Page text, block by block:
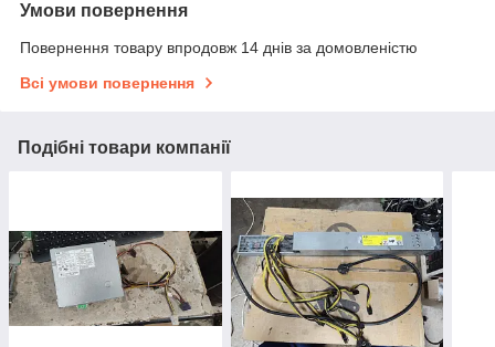
Умови повернення
Повернення товару впродовж 14 днів за домовленістю
Всі умови повернення
Подібні товари компанії